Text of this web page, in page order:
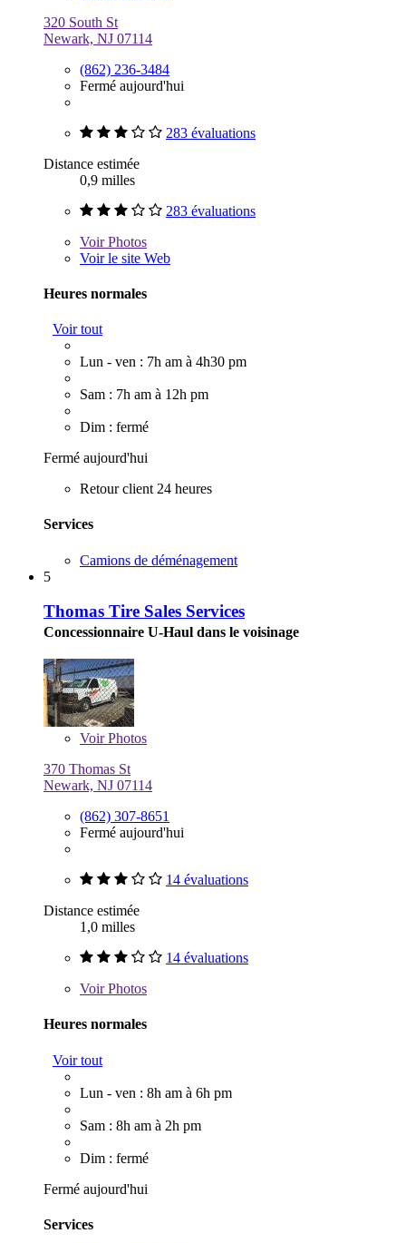
320 South St
Newark, NJ 07114
(862) 236-3484
Fermé aujourd'hui
283 évaluations
Distance estimée
0,9 milles
283 évaluations
VoirPhotos
Voir le site Web
Heures normales
Voir tout
Lun - ven : 7h am à 4h30 pm
Sam : 7h am à 12h pm
Dim : fermé
Fermé aujourd'hui
Retour client 24 heures
Services
Camions de déménagement
5
Thomas Tire Sales Services
Concessionnaire U-Haul dans le voisinage
VoirPhotos
370 Thomas St
Newark, NJ 07114
(862) 307-8651
Fermé aujourd'hui
14 évaluations
Distance estimée
1,0 milles
14 évaluations
VoirPhotos
Heures normales
Voir tout
Lun - ven : 8h am à 6h pm
Sam : 8h am à 2h pm
Dim : fermé
Fermé aujourd'hui
Services